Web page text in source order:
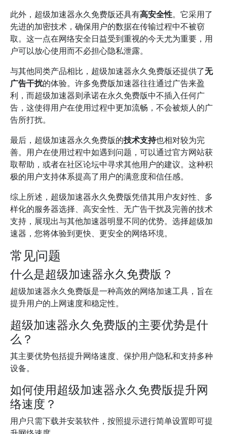
此外，超级加速器永久免费版还具有高安全性。它采用了
先进的加密技术，确保用户的数据在传输过程中不被窃
取。这一点在网络安全日益受到重视的今天尤为重要，用
户可以放心使用而不必担心隐私泄露。
与其他同类产品相比，超级加速器永久免费版还提供了无
广告干扰的体验。许多免费版加速器往往通过广告来盈
利，而超级加速器则承诺在永久免费版中不插入任何广
告，这使得用户在使用过程中更加流畅，不会被烦人的广
告所打扰。
最后，超级加速器永久免费版的技术支持也相对较为完
善。用户在使用过程中如遇到问题，可以通过官方网站获
取帮助，或者在社区论坛中寻求其他用户的建议。这种积
极的用户支持体系提高了用户的满意度和信任感。
综上所述，超级加速器永久免费版凭借其用户友好性、多
样化的服务器选择、高安全性、无广告干扰及完善的技术
支持，展现出与其他加速器明显不同的优势。选择超级加
速器，您将体验到更快、更安全的网络环境。
常见问题
什么是超级加速器永久免费版？
超级加速器永久免费版是一种高效的网络加速工具，旨在
提升用户的上网速度和稳定性。
超级加速器永久免费版的主要优势是什
么？
其主要优势包括提升网络速度、保护用户隐私和支持多种
设备。
如何使用超级加速器永久免费版提升网
络速度？
用户只需下载并安装软件，按照提示进行简单设置即可提